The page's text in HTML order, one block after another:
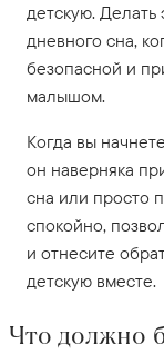
детскую.
дневного сна,
безопасной и
малышом.
Когда вы
он наверняка
сна или просто
спокойно,
и отнесите
детскую вместе.
Что должно